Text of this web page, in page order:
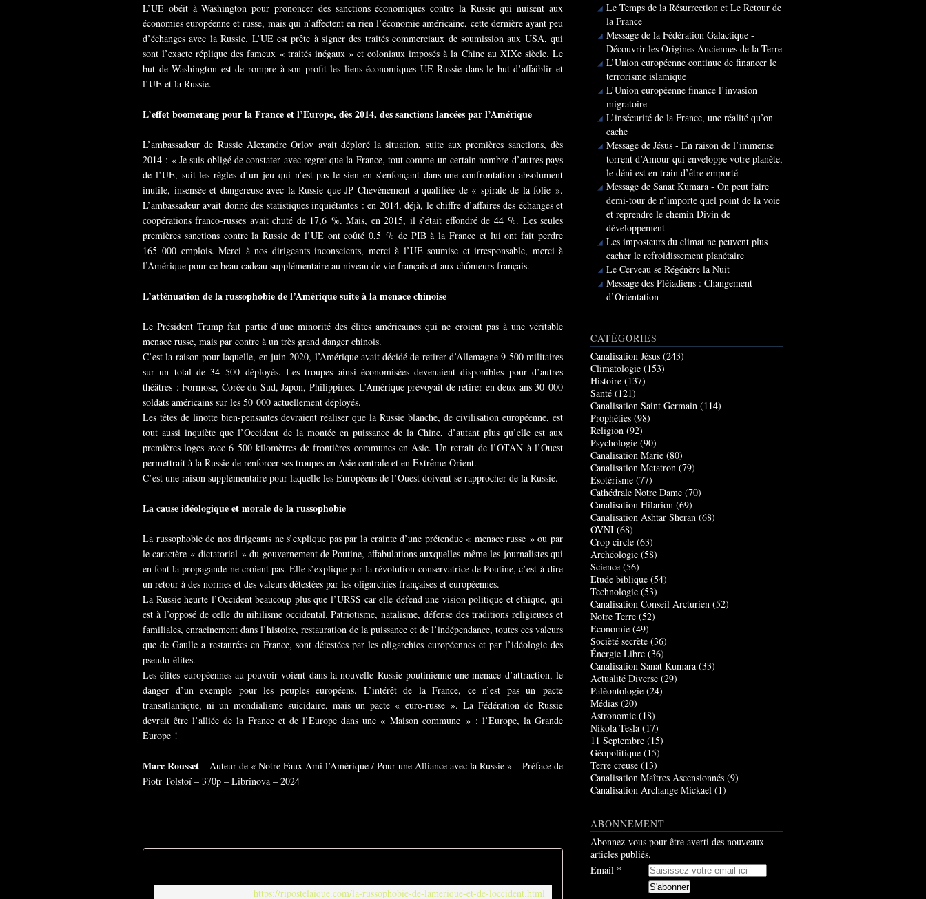
L’UE obéit à Washington pour prononcer des sanctions économiques contre la Russie qui nuisent aux
économies européenne et russe, mais qui n’affectent en rien l’économie américaine, cette dernière ayant peu
d’échanges avec la Russie. L’UE est prête à signer des traités commerciaux de soumission aux USA, qui
sont l’exacte réplique des fameux « traités inégaux » et coloniaux imposés à la Chine au XIXe siècle. Le
but de Washington est de rompre à son profit les liens économiques UE-Russie dans le but d’affaiblir et
l’UE et la Russie.
L’effet boomerang pour la France et l’Europe, dès 2014, des sanctions lancées par l’Amérique
L’ambassadeur de Russie Alexandre Orlov avait déploré la situation, suite aux premières sanctions, dès
2014 : « Je suis obligé de constater avec regret que la France, tout comme un certain nombre d’autres pays
de l’UE, suit les règles d’un jeu qui n’est pas le sien en s’enfonçant dans une confrontation absolument
inutile, insensée et dangereuse avec la Russie que JP Chevènement a qualifiée de « spirale de la folie ».
L’ambassadeur avait donné des statistiques inquiétantes : en 2014, déjà, le chiffre d’affaires des échanges et
coopérations franco-russes avait chuté de 17,6 %. Mais, en 2015, il s’était effondré de 44 %. Les seules
premières sanctions contre la Russie de l’UE ont coûté 0,5 % de PIB à la France et lui ont fait perdre
165 000 emplois. Merci à nos dirigeants inconscients, merci à l’UE soumise et irresponsable, merci à
l’Amérique pour ce beau cadeau supplémentaire au niveau de vie français et aux chômeurs français.
L’atténuation de la russophobie de l’Amérique suite à la menace chinoise
Le Président Trump fait partie d’une minorité des élites américaines qui ne croient pas à une véritable
menace russe, mais par contre à un très grand danger chinois.
C’est la raison pour laquelle, en juin 2020, l’Amérique avait décidé de retirer d’Allemagne 9 500 militaires
sur un total de 34 500 déployés. Les troupes ainsi économisées devenaient disponibles pour d’autres
théâtres : Formose, Corée du Sud, Japon, Philippines. L’Amérique prévoyait de retirer en deux ans 30 000
soldats américains sur les 50 000 actuellement déployés.
Les têtes de linotte bien-pensantes devraient réaliser que la Russie blanche, de civilisation européenne, est
tout aussi inquiète que l’Occident de la montée en puissance de la Chine, d’autant plus qu’elle est aux
premières loges avec 6 500 kilomètres de frontières communes en Asie. Un retrait de l’OTAN à l’Ouest
permettrait à la Russie de renforcer ses troupes en Asie centrale et en Extrême-Orient.
C’est une raison supplémentaire pour laquelle les Européens de l’Ouest doivent se rapprocher de la Russie.
La cause idéologique et morale de la russophobie
La russophobie de nos dirigeants ne s’explique pas par la crainte d’une prétendue « menace russe » ou par
le caractère « dictatorial » du gouvernement de Poutine, affabulations auxquelles même les journalistes qui
en font la propagande ne croient pas. Elle s’explique par la révolution conservatrice de Poutine, c’est-à-dire
un retour à des normes et des valeurs détestées par les oligarchies françaises et européennes.
La Russie heurte l’Occident beaucoup plus que l’URSS car elle défend une vision politique et éthique, qui
est à l’opposé de celle du nihilisme occidental. Patriotisme, natalisme, défense des traditions religieuses et
familiales, enracinement dans l’histoire, restauration de la puissance et de l’indépendance, toutes ces valeurs
que de Gaulle a restaurées en France, sont détestées par les oligarchies européennes et par l’idéologie des
pseudo-élites.
Les élites européennes au pouvoir voient dans la nouvelle Russie poutinienne une menace d’attraction, le
danger d’un exemple pour les peuples européens. L’intérêt de la France, ce n’est pas un pacte
transatlantique, ni un mondialisme suicidaire, mais un pacte « euro-russe ». La Fédération de Russie
devrait être l’alliée de la France et de l’Europe dans une « Maison commune » : l’Europe, la Grande
Europe !
Marc Rousset – Auteur de « Notre Faux Ami l’Amérique / Pour une Alliance avec la Russie » – Préface de
Piotr Tolstoï – 370p – Librinova – 2024
https://ripostelaique.com/la-russophobie-de-lamerique-et-de-loccident.html
Le Temps de la Résurrection et Le Retour de
la France
Message de la Fédération Galactique -
Découvrir les Origines Anciennes de la Terre
L’Union européenne continue de financer le
terrorisme islamique
L’Union européenne finance l’invasion
migratoire
L’insécurité de la France, une réalité qu’on
cache
Message de Jésus - En raison de l’immense
torrent d’Amour qui enveloppe votre planète,
le déni est en train d’être emporté
Message de Sanat Kumara - On peut faire
demi-tour de n’importe quel point de la voie
et reprendre le chemin Divin de
développement
Les imposteurs du climat ne peuvent plus
cacher le refroidissement planétaire
Le Cerveau se Régénère la Nuit
Message des Pléiadiens : Changement
d’Orientation
CATÉGORIES
Canalisation Jésus (243)
Climatologie (153)
Histoire (137)
Santé (121)
Canalisation Saint Germain (114)
Prophéties (98)
Religion (92)
Psychologie (90)
Canalisation Marie (80)
Canalisation Metatron (79)
Esotérisme (77)
Cathédrale Notre Dame (70)
Canalisation Hilarion (69)
Canalisation Ashtar Sheran (68)
OVNI (68)
Crop circle (63)
Archéologie (58)
Science (56)
Etude biblique (54)
Technologie (53)
Canalisation Conseil Arcturien (52)
Notre Terre (52)
Economie (49)
Socièté secrète (36)
Énergie Libre (36)
Canalisation Sanat Kumara (33)
Actualité Diverse (29)
Palèontologie (24)
Médias (20)
Astronomie (18)
Nikola Tesla (17)
11 Septembre (15)
Géopolitique (15)
Terre creuse (13)
Canalisation Maîtres Ascensionnés (9)
Canalisation Archange Mickael (1)
ABONNEMENT
Abonnez-vous pour être averti des nouveaux
articles publiés.
Email